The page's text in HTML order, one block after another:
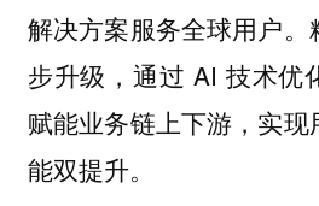
解决方案服务全球用户。
步升级，通过 AI 技术优
赋能业务链上下游，实
能双提升。